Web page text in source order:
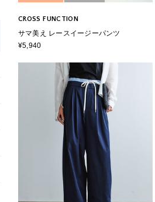
CROSS FUNCTION
サマ美え レースイージーパンツ
¥5,940